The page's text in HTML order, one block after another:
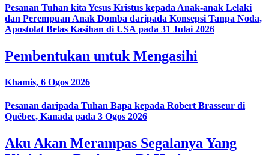
Pesanan Tuhan kita Yesus Kristus kepada Anak-anak Lelaki
dan Perempuan Anak Domba daripada Konsepsi Tanpa Noda,
Apostolat Belas Kasihan di USA pada 31 Julai 2026
Pembentukan untuk Mengasihi
Khamis, 6 Ogos 2026
Pesanan daripada Tuhan Bapa kepada Robert Brasseur di
Québec, Kanada pada 3 Ogos 2026
Aku Akan Merampas Segalanya Yang